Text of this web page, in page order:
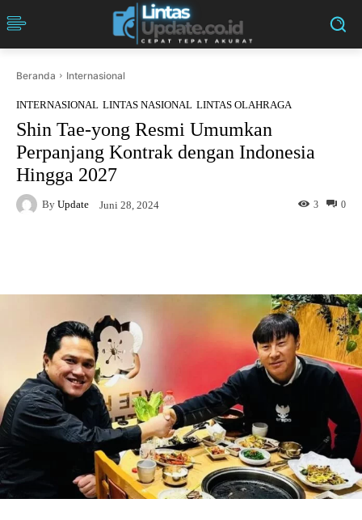
Beranda Internasional
INTERNASIONAL LINTAS NASIONAL LINTAS OLAHRAGA
Shin Tae-yong Resmi Umumkan
Perpanjang Kontrak dengan Indonesia
Hingga 2027
By Update Juni 28, 2024 0
3